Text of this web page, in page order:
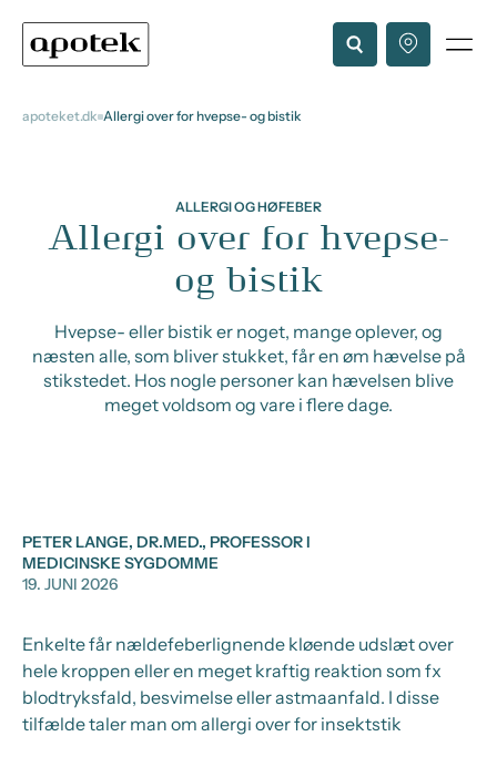
apoteket.dk Allergi over for hvepse- og bistik
ALLERGI OG HØFEBER
Allergi over for hvepse-
og bistik
Hvepse- eller bistik er noget, mange oplever, og
næsten alle, som bliver stukket, får en øm hævelse på
stikstedet. Hos nogle personer kan hævelsen blive
meget voldsom og vare i flere dage.
PETER LANGE, DR.MED., PROFESSOR I
MEDICINSKE SYGDOMME
19. JUNI 2026
Enkelte får nældefeberlignende kløende udslæt over
hele kroppen eller en meget kraftig reaktion som fx
blodtryksfald, besvimelse eller astmaanfald. I disse
tilfælde taler man om allergi over for insektstik